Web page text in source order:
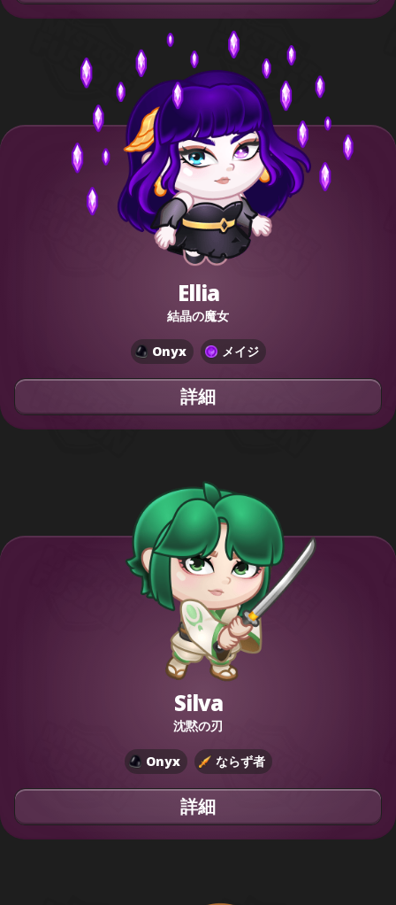
Ellia
結晶の魔女
Onyx メイジ
詳細
Silva
沈黙の刃
Onyx ならず者
詳細